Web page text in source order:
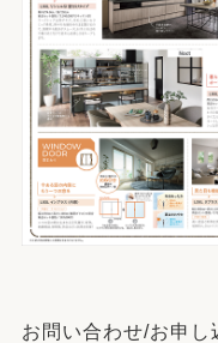
お問い合わせ/お申し